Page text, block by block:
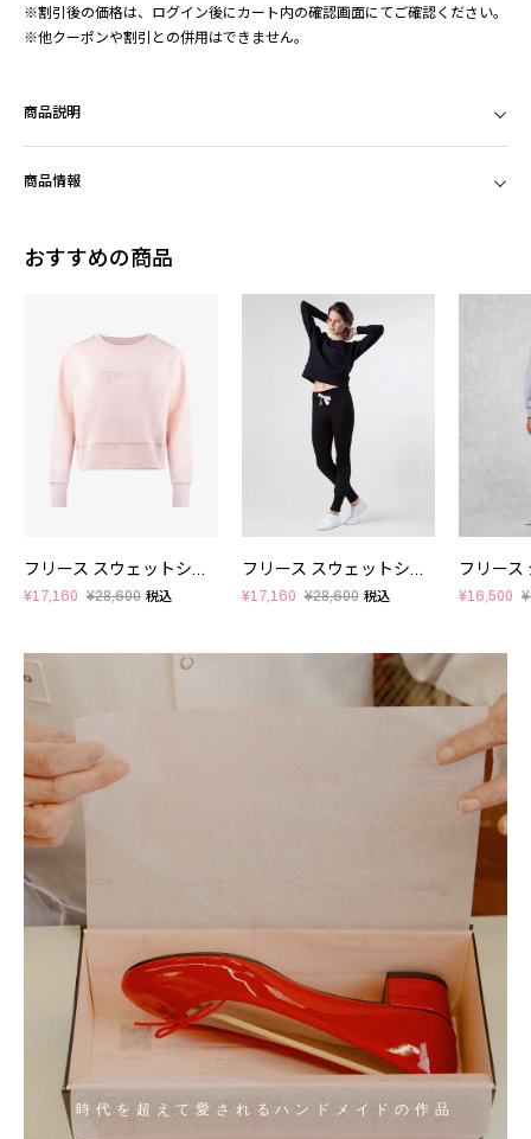
※割引後の価格は、ログイン後にカート内の確認画面にてご確認ください。
※他クーポンや割引との併用はできません。
商品説明
商品情報
おすすめの商品
フリース スウェットシャツ
¥17,160 ¥28,600 税込
フリース スウェットシャツ
¥17,160 ¥28,600 税込
フリース
¥16,500
時代を超えて愛されるハンドメイドの作品